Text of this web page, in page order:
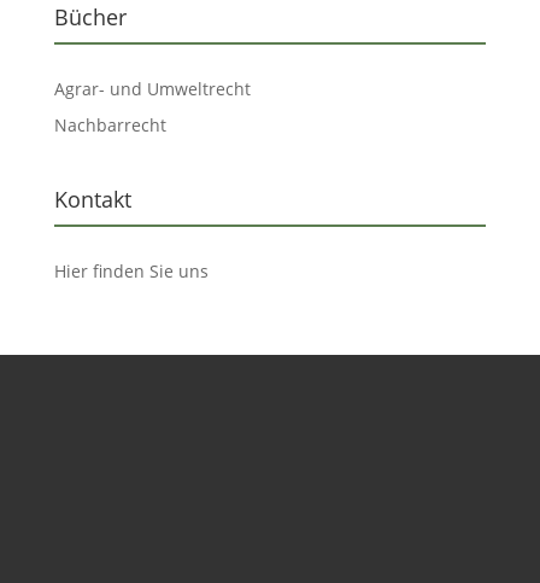
Bücher
Agrar- und Umweltrecht
Nachbarrecht
Kontakt
Hier finden Sie uns